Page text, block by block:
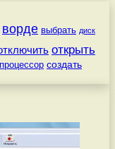
ворде выбрать диск
открыть
процессор создать